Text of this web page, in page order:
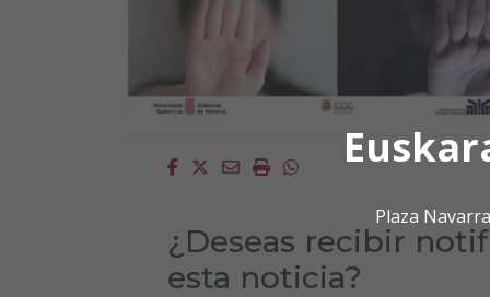
Plaza
Facebook
Twitter
EmailImprimirWhatsapp
¿Deseas recibir
esta noticia?